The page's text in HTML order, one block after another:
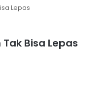
Lepas
Bisa Lepas